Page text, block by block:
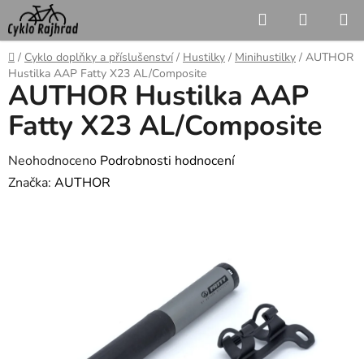
Přejít
na
obsah
Hledat
KOŠÍK
Domů
/ Cyklo doplňky a příslušenství / Hustilky / Minihustilky / AUTHOR
Hustilka AAP Fatty X23 AL/Composite
AUTHOR Hustilka AAP
Fatty X23 AL/Composite
Průměrné
hodnocení
Neohodnoceno Podrobnosti hodnocení
Značka: AUTHOR